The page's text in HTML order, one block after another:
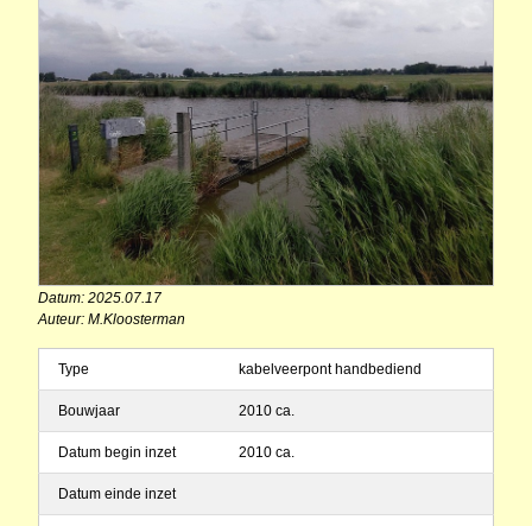
Datum: 2025.07.17
Auteur: M.Kloosterman
Type kabelveerpont handbediend
Bouwjaar 2010 ca.
Datum begin inzet 2010 ca.
Datum einde inzet